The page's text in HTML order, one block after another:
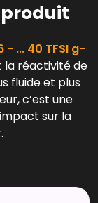
- ... 40 TFSI g-
la réactivité de
fluide et plus
c’est une
sur la